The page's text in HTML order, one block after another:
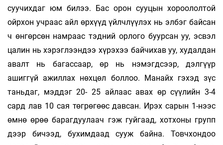
суучихдаг юм билээ. Бас орон сууцын хороололтой
ойрхон учраас айл өрхүүд үйлчлүүлэх нь элбэг байсан
ч өнгөрсөн намраас тэдний орлого буурсан уу, эсвэл
цалин нь хэрэглээндээ хүрэхээ байчихав уу, худалдан
авалт нь багассаар, өр нь нэмэгдсээр, дэлгүүр
ашиггүй ажиллах нөхцөл боллоо. Манайх гэхэд зүс
таньдаг, мэддэг 20- 25 айлаас авах өр сүүлийн 3-4
сард лав 10 сая төгрөгөөс давсан. Ирэх сарын 1-нээс
өмнө өрөө барагдуулаач гэж гуйгаад, хотхоны групп
дээр бичээд, бухимдаад сууж байна. Товчхондоо